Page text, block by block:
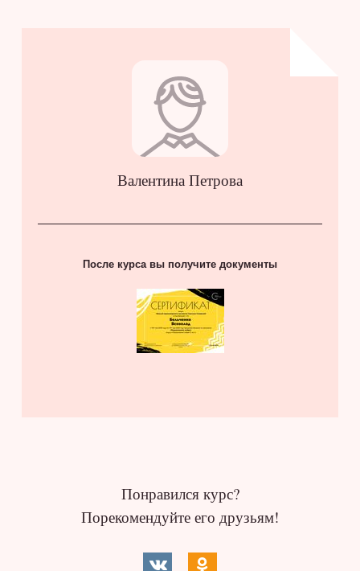
Валентина Петрова
После курса вы получите документы
Понравился курс?
Порекомендуйте его друзьям!